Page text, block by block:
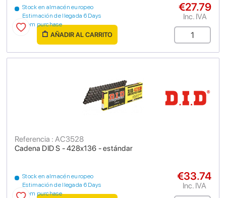
Stock en almacén europeo
Estimación de llegada 6 Days
from purchase
€27.79
Inc. IVA
AÑADIR AL CARRITO
Cadena DID S - 428x136 - estándar
Referencia : AC3528
Stock en almacén europeo
Estimación de llegada 6 Days
from purchase
€33.74
Inc. IVA